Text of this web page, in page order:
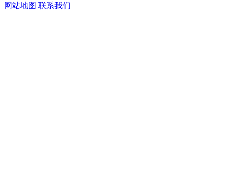
网站地图 联系我们